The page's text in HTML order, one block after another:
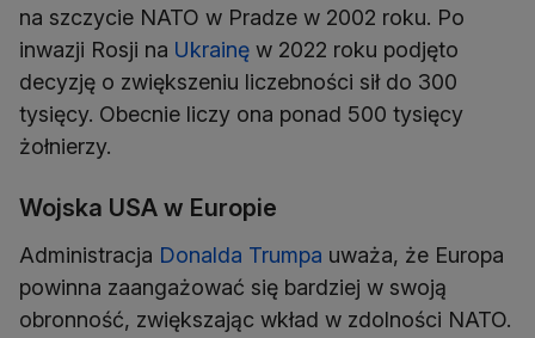
na szczycie NATO w Pradze w 2002 roku. Po
inwazji Rosji na Ukrainę w 2022 roku podjęto
decyzję o zwiększeniu liczebności sił do 300
tysięcy. Obecnie liczy ona ponad 500 tysięcy
żołnierzy.
Wojska USA w Europie
Administracja Donalda Trumpa uważa, że Europa
powinna zaangażować się bardziej w swoją
obronność, zwiększając wkład w zdolności NATO.